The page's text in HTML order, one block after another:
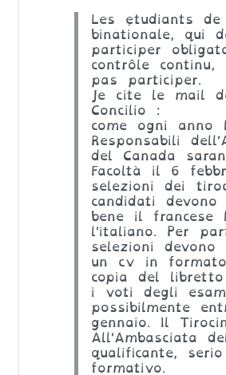
Les étudiants
binationale, qui
participer
contrôle continu,
pas participer.
Je cite le mail
Concilio :
come ogni anno
Responsabili
del Canada
Facoltà il 6
selezioni dei
candidati devono
bene il francese
l'italiano. Per
selezioni
un cv in
copia del
i voti degli
possibilmente
gennaio. Il
All'Ambasciata
qualificante,
formativo.